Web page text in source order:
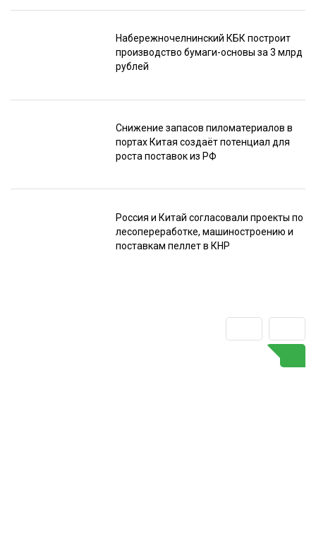
Набережночелнинский КБК построит
производство бумаги-основы за 3 млрд
рублей
Снижение запасов пиломатериалов в
портах Китая создаёт потенциал для
роста поставок из РФ
Россия и Китай согласовали проекты по
лесопереработке, машиностроению и
поставкам пеллет в КНР